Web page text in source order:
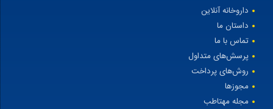
داروخانه آنلاین
داستان ما
تماس با ما
پرسش‌های متداول
روش‌های پرداخت
مجوزها
مجله مهتاطب